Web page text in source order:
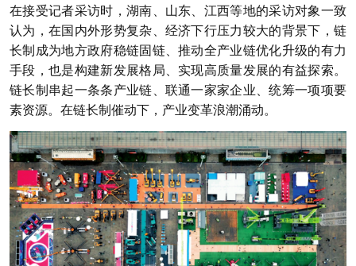
在接受记者采访时，湖南、山东、江西等地的采访对象一致
认为，在国内外形势复杂、经济下行压力较大的背景下，链
长制成为地方政府稳链固链、推动全产业链优化升级的有力
手段，也是构建新发展格局、实现高质量发展的有益探索。
链长制串起一条条产业链、联通一家家企业、统筹一项项要
素资源。 在链长制催动下，产业变革浪潮涌动。